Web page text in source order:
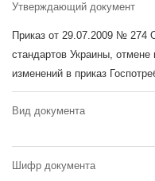
Утверждающий документ
Приказ от 29.07.2009 № 274
стандартов Украины,
изменений в приказ
Вид документа
Шифр документа